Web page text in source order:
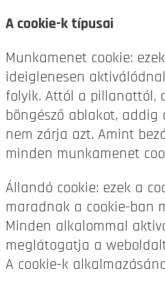
A cookie-k típusai
Munkamenet cookie:
ideiglenesen
folyik. Attól a pillanattól,
böngésző ablakot,
nem zárja azt. Amint
minden munkamenet
Állandó cookie: ezek a
maradnak a cookie-ban
Minden alkalommal
meglátogatja a
A cookie-k